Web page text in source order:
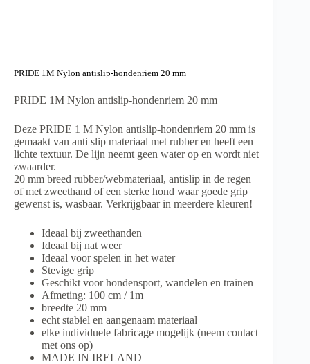
PRIDE 1M Nylon antislip-hondenriem 20 mm
PRIDE 1M Nylon antislip-hondenriem 20 mm
Deze PRIDE 1 M Nylon antislip-hondenriem 20 mm is
gemaakt van anti slip materiaal met rubber en heeft een
lichte textuur. De lijn neemt geen water op en wordt niet
zwaarder.
20 mm breed rubber/webmateriaal, antislip in de regen
of met zweethand of een sterke hond waar goede grip
gewenst is, wasbaar. Verkrijgbaar in meerdere kleuren!
Ideaal bij zweethanden
Ideaal bij nat weer
Ideaal voor spelen in het water
Stevige grip
Geschikt voor hondensport, wandelen en trainen
Afmeting: 100 cm / 1m
breedte 20 mm
echt stabiel en aangenaam materiaal
elke individuele fabricage mogelijk (neem contact
met ons op)
MADE IN IRELAND